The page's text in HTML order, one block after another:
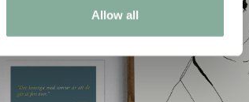
Allow all